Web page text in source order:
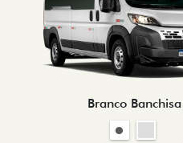
Branco Banchisa